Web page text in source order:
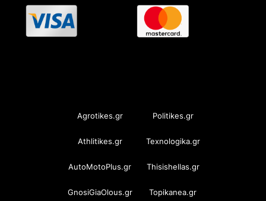
Agrotikes.gr Politikes.gr
Athlitikes.gr Texnologika.gr
AutoMotoPlus.gr Thisishellas.gr
GnosiGiaOlous.gr Topikanea.gr